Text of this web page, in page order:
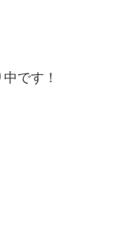
です！